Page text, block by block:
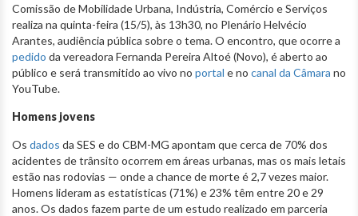
Comissão de Mobilidade Urbana, Indústria, Comércio e Serviços
realiza na quinta-feira (15/5), às 13h30, no Plenário Helvécio
Arantes, audiência pública sobre o tema. O encontro, que ocorre a
pedido da vereadora Fernanda Pereira Altoé (Novo), é aberto ao
público e será transmitido ao vivo no portal e no canal da Câmara no
YouTube.
Homens jovens
Os dados da SES e do CBM-MG apontam que cerca de 70% dos
acidentes de trânsito ocorrem em áreas urbanas, mas os mais letais
estão nas rodovias — onde a chance de morte é 2,7 vezes maior.
Homens lideram as estatísticas (71%) e 23% têm entre 20 e 29
anos. Os dados fazem parte de um estudo realizado em parceria